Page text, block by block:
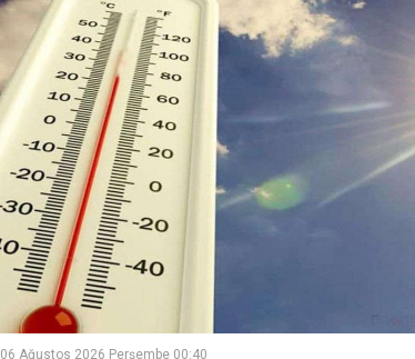
06 Ağustos 2026 Perşembe 00:40